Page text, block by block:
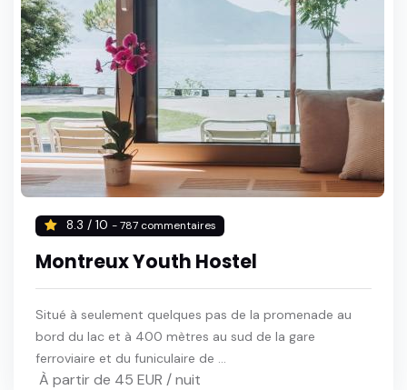
8.3 / 10 - 787 commentaires
Montreux Youth Hostel
Situé à seulement quelques pas de la promenade au
bord du lac et à 400 mètres au sud de la gare
ferroviaire et du funiculaire de ...
À partir de 45 EUR / nuit